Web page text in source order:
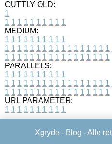
CUTTLY OLD:
1
1 1 1 1 1 1 1 1 1 1
MEDIUM:
1 1 1 1 1 1 1 1 1 1
1 1 1 1 1 1 1 1 1 1 1 1 1 1 1 1 1
1 1 1 1 1 1 1 1 1 1 1 1 1 1 1 1 1
PARALLELS:
1 1 1 1 1 1 1 1 1 1
1 1 1 1 1 1 1 1 1 1 1 1 1 1 1 1 1
1 1 1 1 1 1 1 1 1 1 1 1 1 1 1 1 1
URL PARAMETER:
1 1 1 1 1 1 1 1 1 1
Xgryde - Blog - Alle